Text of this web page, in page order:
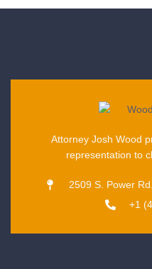
Attorney Josh Wood
representation to
2509 S. Power
+1